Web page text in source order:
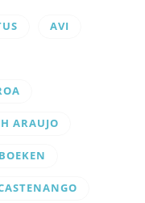
AVI
ARAUJO